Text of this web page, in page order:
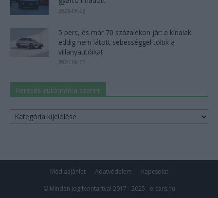
2026-08-03
5 perc, és már 70 százalékon jár: a kínaiak
eddig nem látott sebességgel töltik a
villanyautóikat
2026-08-03
Keresés autómárka szerint
Keresés
autómárka
Médiaajánlat Adatvédelem Kapcsolat
© Minden jog fenntartva! 2017 - 2025 - e-cars.hu